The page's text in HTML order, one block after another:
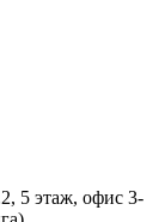
5 этаж, офис 3-